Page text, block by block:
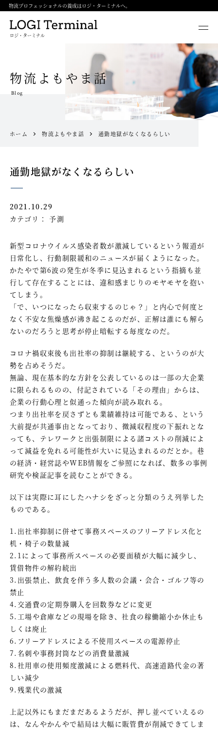
物流プロフェッショナルの養成はロジ・ターミナルへ。
ロジ・ターミナル
物流よもやま話
Blog
ホーム 物流よもやま話 通勤地獄がなくなるらしい
通勤地獄がなくなるらしい
2021.10.29
カテゴリ：予測
新型コロナウイルス感染者数が激減しているという報道が
日常化し、行動制限緩和のニュースが届くようになった。
かたやで第6波の発生が冬季に見込まれるという指摘も並
行して存在することには、違和感まじりのモヤモヤを抱い
てしまう。
「で、いつになったら収束するのじゃ？」と内心で何度と
なく不安な焦燥感が沸き起こるのだが、正解は誰にも解ら
ないのだろうと思考が停止暗転する毎度なのだ。
コロナ禍収束後も出社率の抑制は継続する、というのが大
勢を占めそうだ。
無論、現在基本的な方針を公表しているのは一部の大企業
に限られるものの、付記されている「その理由」からは、
企業の行動心理と似通った傾向が読み取れる。
つまり出社率を戻さずとも業績維持は可能である、という
大前提が共通事由となっており、微減収程度の下振れとな
っても、テレワークと出張制限による諸コストの削減によ
って減益を免れる可能性が大いに見込まれるのだとか。巷
の経済・経営誌やWEB情報をご参照になれば、数多の事例
研究や検証記事を読むことができる。
以下は実際に耳にしたハナシをざっと分類のうえ列挙した
ものである。
1.出社率抑制に併せて事務スペースのフリーアドレス化と
机・椅子の数量減
2.1によって事務所スペースの必要面積が大幅に減少し、
賃借物件の解約続出
3.出張禁止、飲食を伴う多人数の会議・会合・ゴルフ等の
禁止
4.交通費の定期券購入を回数券などに変更
5.工場や倉庫などの現場を除き、社食の稼働縮小か休止も
しくは廃止
6.フリーアドレスによる不使用スペースの電源停止
7.名刺や事務封筒などの消費量激減
8.社用車の使用頻度激減による燃料代、高速道路代金の著
しい減少
9.残業代の激減
上記以外にもまだまだあるようだが、押し並べていえるの
は、なんやかんやで結局は大幅に販管費が削減できてしま